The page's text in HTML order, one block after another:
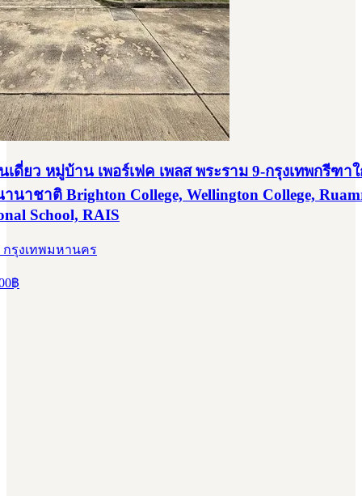
เดี่ยว หมู่บ้าน เพอร์เฟค เพลส พระราม 9-กรุงเทพกรีฑา
านาชาติ Brighton College, Wellington College,
School, RAIS
กรุงเทพมหานคร
฿